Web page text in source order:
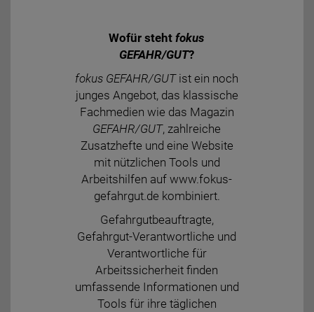
Wofür stehtfokus
GEFAHR/GUT?
fokus GEFAHR/GUTist ein noch
junges Angebot, das klassische
Fachmedien wie das Magazin
GEFAHR/GUT, zahlreiche
Zusatzhefte und eine Website
mit nützlichen Tools und
Arbeitshilfen auf www.fokus-
gefahrgut.de kombiniert.
Gefahrgutbeauftragte,
Gefahrgut-Verantwortliche und
Verantwortliche für
Arbeitssicherheit finden
umfassende Informationen und
Tools für ihre täglichen